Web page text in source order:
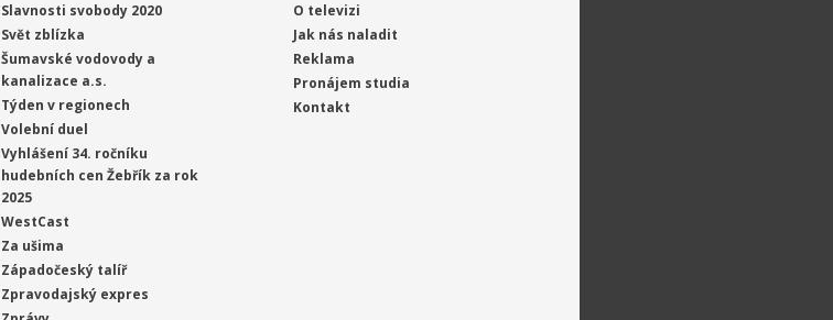
Slavnosti svobody 2020
Svět zblízka
Šumavské vodovody a
kanalizace a.s.
Týden v regionech
Volební duel
Vyhlášení 34. ročníku
hudebních cen Žebřík za rok
2025
WestCast
Za ušima
Západočeský talíř
Zpravodajský expres
O televizi
Jak nás naladit
Reklama
Pronájem studia
Kontakt